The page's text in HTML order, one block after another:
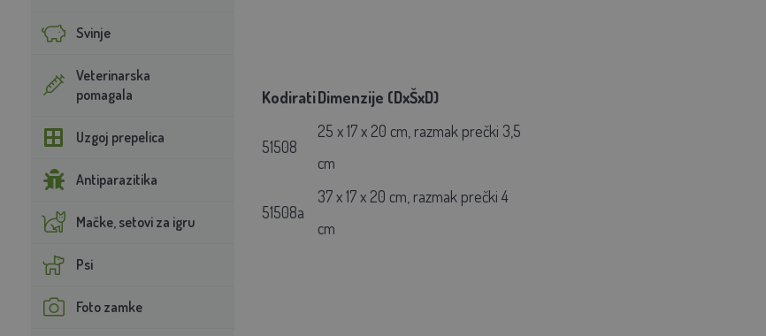
Svinje
Veterinarska
pomagala
Uzgoj prepelica
Antiparazitika
Mačke, setovi za igru
Psi
Foto zamke
KodiratiDimenzije (DxŠxD)
51508
25 x 17 x 20 cm, razmak prečki 3,5
cm
51508a
37 x 17 x 20 cm, razmak prečki 4
cm